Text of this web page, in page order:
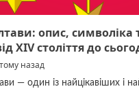
опис, символіка
XIV століття до
назад
— один із найцікавіших і